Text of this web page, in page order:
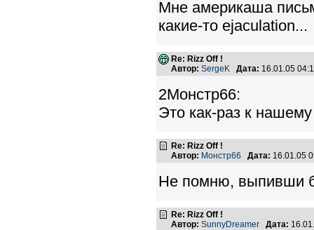
Мне америкаша
какие-то ejaculation...
Re: Rizz Off !
Автор: SergeK Дата: 16.01.05
2Монстр66:
Это как-раз к
Re: Rizz Off !
Автор: Монстр66 Дата: 16.01.05
Не помню, выпивши
Re: Rizz Off !
Автор: SunnyDreamer Дата: